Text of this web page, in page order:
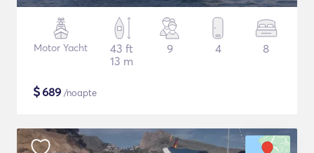
Motor Yacht
43 ft
13 m
9 4 8
$689 /noapte